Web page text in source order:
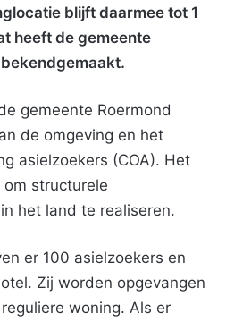
blijft daarmee tot 1
heeft de gemeente
gemeente Roermond
de omgeving en het
asielzoekers (COA). Het
om structurele
het land te realiseren.
er 100 asielzoekers en
Zij worden opgevangen
woning. Als er